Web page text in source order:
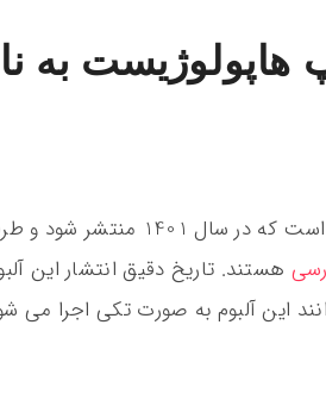
هاپولوژیست به
قرار است که در سال
هستند. تاریخ دقیق انتشار این
این آلبوم به صورت تکی اجرا می